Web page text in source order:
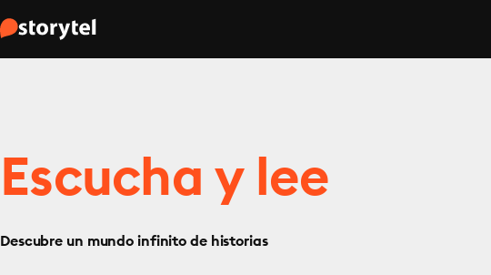
Escucha y lee
Descubre un mundo infinito de historias